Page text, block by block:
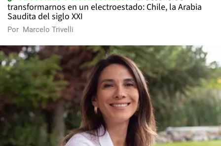
transformarnos en un electroestado: Chile, la Arabia
Saudita del siglo XXI
Por Marcelo Trivelli